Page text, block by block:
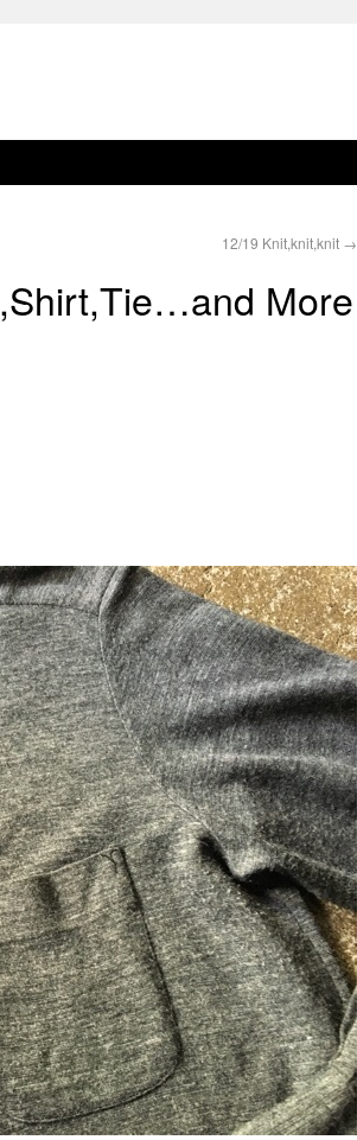
12/19 Knit,knit,knit →
More